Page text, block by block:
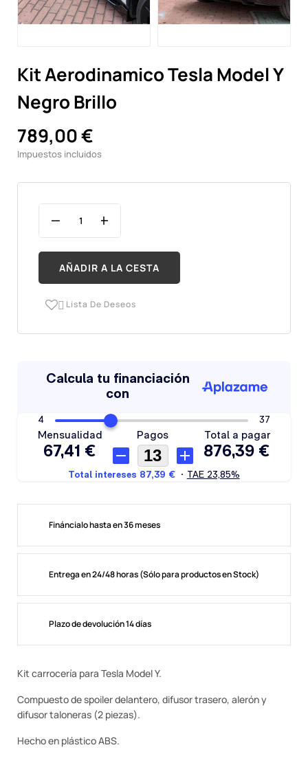
Kit Aerodinamico Tesla Model Y
Negro Brillo
789,00 €
Impuestos incluidos
AÑADIR A LA CESTA
 Lista De Deseos
Fináncialo hasta en 36 meses
Entrega en 24/48 horas (Sólo para productos en Stock)
Plazo de devolución 14 días
Kit carrocería para Tesla Model Y.
Compuesto de spoiler delantero, difusor trasero, alerón y
difusor taloneras (2 piezas).
Hecho en plástico ABS.